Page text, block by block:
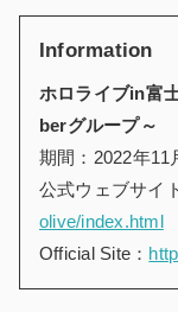
Information
ホロライブin富
berグループ～
期間：2022年11
公式ウェブサイ
olive/index.html
Official Site：